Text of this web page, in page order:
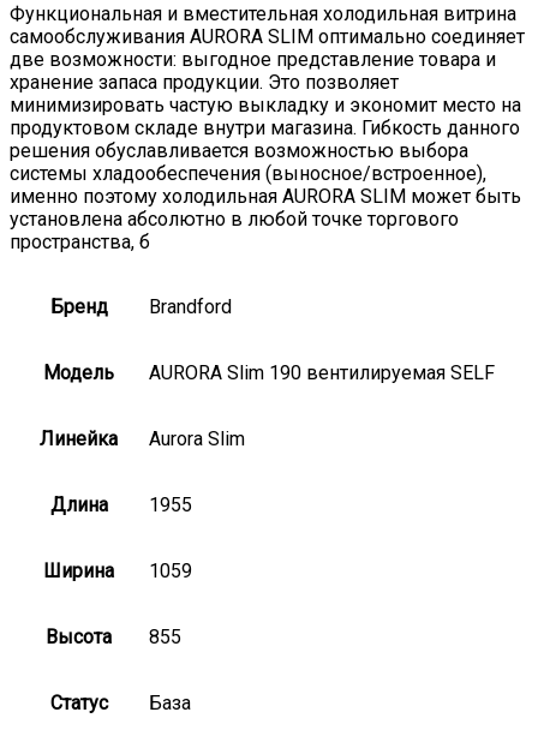
Функциональная и вместительная холодильная витрина
самообслуживания AURORA SLIM оптимально соединяет
две возможности: выгодное представление товара и
хранение запаса продукции. Это позволяет
минимизировать частую выкладку и экономит место на
продуктовом складе внутри магазина. Гибкость данного
решения обуславливается возможностью выбора
системы хладообеспечения (выносное/встроенное),
именно поэтому холодильная AURORA SLIM может быть
установлена абсолютно в любой точке торгового
пространства, б
Бренд Brandford
Модель AURORA Slim 190 вентилируемая SELF
Линейка Aurora Slim
Длина 1955
Ширина 1059
Высота 855
Статус База